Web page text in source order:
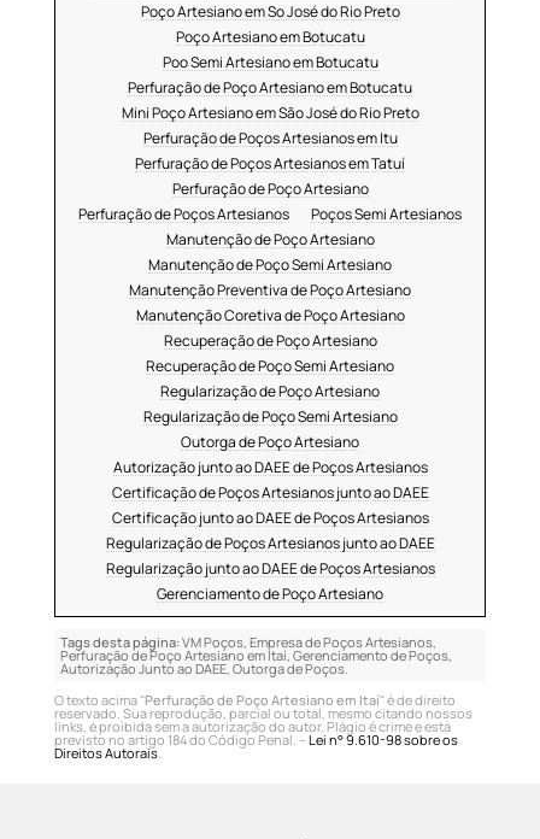
Poço Artesiano em So José do Rio Preto
Poço Artesiano em Botucatu
Poo Semi Artesiano em Botucatu
Perfuração de Poço Artesiano em Botucatu
Mini Poço Artesiano em São José do Rio Preto
Perfuração de Poços Artesianos em Itu
Perfuração de Poços Artesianos em Tatuí
Perfuração de Poço Artesiano
Perfuração de Poços Artesianos
Poços Semi Artesianos
Manutenção de Poço Artesiano
Manutenção de Poço Semi Artesiano
Manutenção Preventiva de Poço Artesiano
Manutenção Coretiva de Poço Artesiano
Recuperação de Poço Artesiano
Recuperação de Poço Semi Artesiano
Regularização de Poço Artesiano
Regularização de Poço Semi Artesiano
Outorga de Poço Artesiano
Autorização junto ao DAEE de Poços Artesianos
Certificação de Poços Artesianos junto ao DAEE
Certificação junto ao DAEE de Poços Artesianos
Regularização de Poços Artesianos junto ao DAEE
Regularização junto ao DAEE de Poços Artesianos
Gerenciamento de Poço Artesiano
Tags desta página:VM Poços, Empresa de Poços Artesianos,
Perfuração de Poço Artesiano em Itaí, Gerenciamento de Poços,
Autorização Junto ao DAEE, Outorga de Poços.
O texto acima "Perfuração de Poço Artesiano em Itaí" é de direito
reservado. Sua reprodução, parcial ou total, mesmo citando nossos
links, é proibida sem a autorização do autor. Plágio é crime e está
previsto no artigo 184 do Código Penal. – Lei n° 9.610-98 sobre os
Direitos Autorais.